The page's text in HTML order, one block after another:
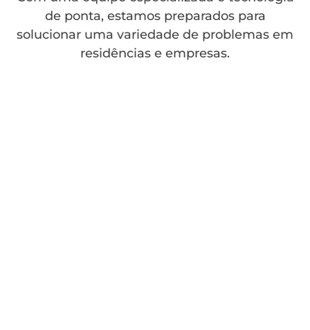
de ponta, estamos preparados para
solucionar uma variedade de problemas em
residências e empresas.